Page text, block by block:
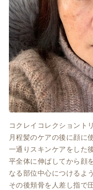
コクレイコレクショント
月程髪のケアの後に顔に
一通りスキンケアをした
平全体に伸ばしてから顔
なる部位中心につけるよ
その後頬骨を人差し指で